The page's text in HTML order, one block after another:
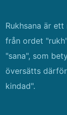
Rukhsana är
från ordet
"sana", som
översätts
kindad".